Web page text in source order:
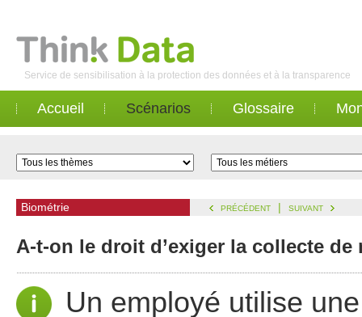
Service de sensibilisation à la protection des données et à la transparence
Accueil Scénarios Glossaire
Biométrie PRÉCÉDENT | SUIVANT
A-t-on le droit d’exiger la collecte
Un employé utilise